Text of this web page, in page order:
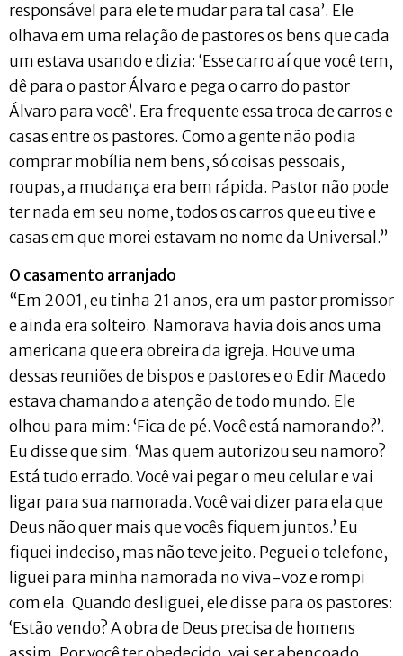
responsável para ele te mudar para tal casa’. Ele
olhava em uma relação de pastores os bens que cada
um estava usando e dizia: ‘Esse carro aí que você tem,
dê para o pastor Álvaro e pega o carro do pastor
Álvaro para você’. Era frequente essa troca de carros e
casas entre os pastores. Como a gente não podia
comprar mobília nem bens, só coisas pessoais,
roupas, a mudança era bem rápida. Pastor não pode
ter nada em seu nome, todos os carros que eu tive e
casas em que morei estavam no nome da Universal.”
O casamento arranjado
“Em 2001, eu tinha 21 anos, era um pastor promissor
e ainda era solteiro. Namorava havia dois anos uma
americana que era obreira da igreja. Houve uma
dessas reuniões de bispos e pastores e o Edir Macedo
estava chamando a atenção de todo mundo. Ele
olhou para mim: ‘Fica de pé. Você está namorando?’.
Eu disse que sim. ‘Mas quem autorizou seu namoro?
Está tudo errado. Você vai pegar o meu celular e vai
ligar para sua namorada. Você vai dizer para ela que
Deus não quer mais que vocês fiquem juntos.’ Eu
fiquei indeciso, mas não teve jeito. Peguei o telefone,
liguei para minha namorada no viva-voz e rompi
com ela. Quando desliguei, ele disse para os pastores:
‘Estão vendo? A obra de Deus precisa de homens